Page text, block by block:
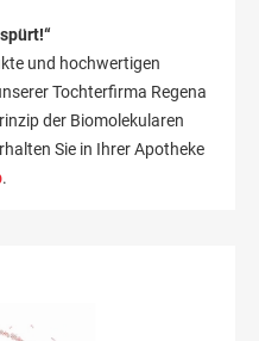
und hochwertigen
Tochterfirma Regena
der Biomolekularen
Sie in Ihrer Apotheke
.